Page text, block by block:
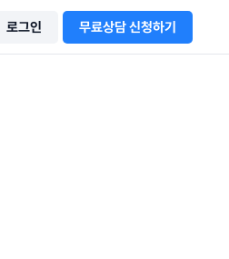
로그인 무료상담 신청하기